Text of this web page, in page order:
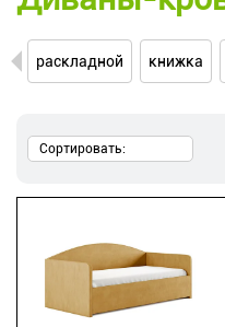
раскладной книжка
Сортировать: